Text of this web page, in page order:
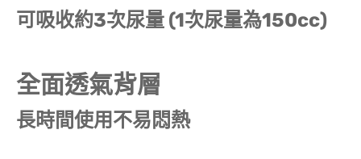
可吸收約3次尿量 (1次尿量為150cc)
全面透氣背層
長時間使用不易悶熱